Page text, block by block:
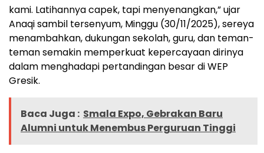
kami. Latihannya capek, tapi menyenangkan,” ujar
Anaqi sambil tersenyum, Minggu (30/11/2025), sereya
menambahkan, dukungan sekolah, guru, dan teman-
teman semakin memperkuat kepercayaan dirinya
dalam menghadapi pertandingan besar di WEP
Gresik.
Baca Juga : Smala Expo, Gebrakan Baru
Alumni untuk Menembus Perguruan Tinggi